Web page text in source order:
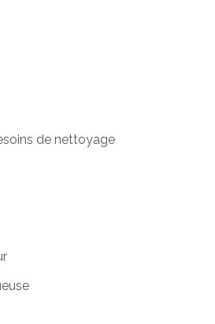
de nettoyage